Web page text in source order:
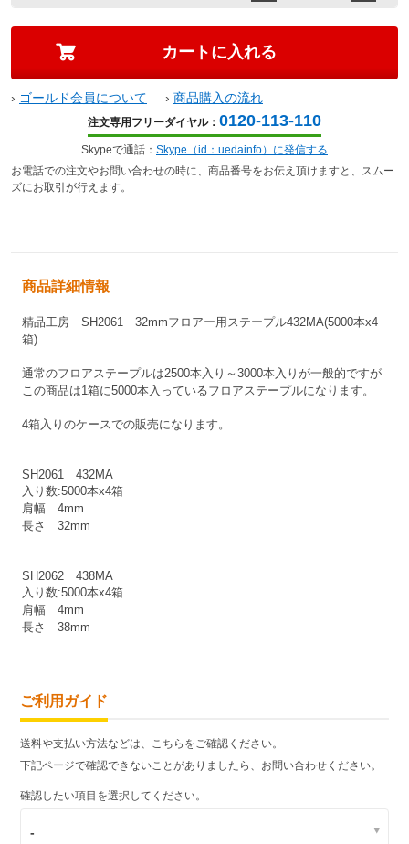
› ゴールド会員について › 商品購入の流れ
注文専用フリーダイヤル： 0120-113-110
Skypeで通話： Skype（id：uedainfo）に発信する
お電話での注文やお問い合わせの時に、商品番号をお伝え頂けますと、スムー
ズにお取引が行えます。
商品詳細情報
精品工房 SH2061 32mmフロアー用ステープル432MA(5000本x4
箱)
通常のフロアステープルは2500本入り～3000本入りが一般的ですが
この商品は1箱に5000本入っているフロアステープルになります。
4箱入りのケースでの販売になります。
SH2061 432MA
入り数:5000本x4箱
肩幅 4mm
長さ 32mm
SH2062 438MA
入り数:5000本x4箱
肩幅 4mm
長さ 38mm
ご利用ガイド
送料や支払い方法などは、こちらをご確認ください。
下記ページで確認できないことがありましたら、お問い合わせください。
確認したい項目を選択してください。